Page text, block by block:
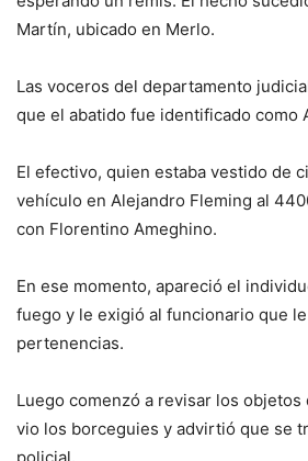
Martín, ubicado en Merlo.
Las voceros del departamento
que el abatido fue identificado como
El efectivo, quien estaba vestido de
vehículo en Alejandro Fleming al
con Florentino Ameghino.
En ese momento, apareció el
fuego y le exigió al funcionario que
pertenencias.
Luego comenzó a revisar los
vio los borceguies y advirtió que se